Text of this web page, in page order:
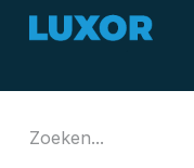
Overslaan naar inhoud